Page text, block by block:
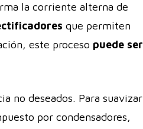
la corriente alterna de
que permiten
este proceso puede ser
no deseados. Para suavizar
por condensadores,